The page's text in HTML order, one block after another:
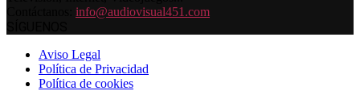
info@audiovisual451.com
Aviso Legal
Política de Privacidad
Política de cookies